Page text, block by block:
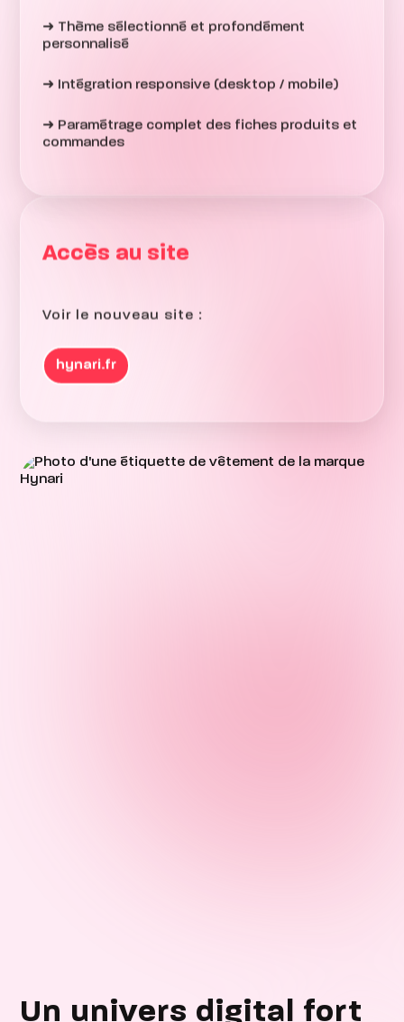
➜ Thème sélectionné et profondément
personnalisé
➜ Intégration responsive (desktop / mobile)
➜ Paramétrage complet des fiches produits et
commandes
Accès au site
Voir le nouveau site :
hynari.fr
Un univers digital fort